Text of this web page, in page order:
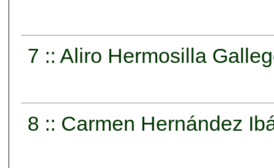
7 :: Aliro Hermosilla
8 :: Carmen Hernández